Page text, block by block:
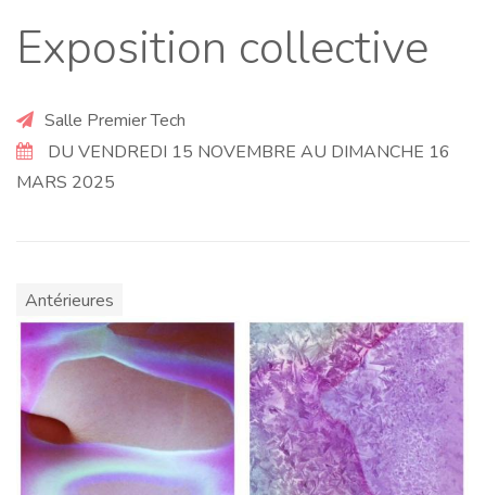
Exposition collective
Salle Premier Tech
DU VENDREDI 15 NOVEMBRE AU DIMANCHE 16
MARS 2025
Antérieures